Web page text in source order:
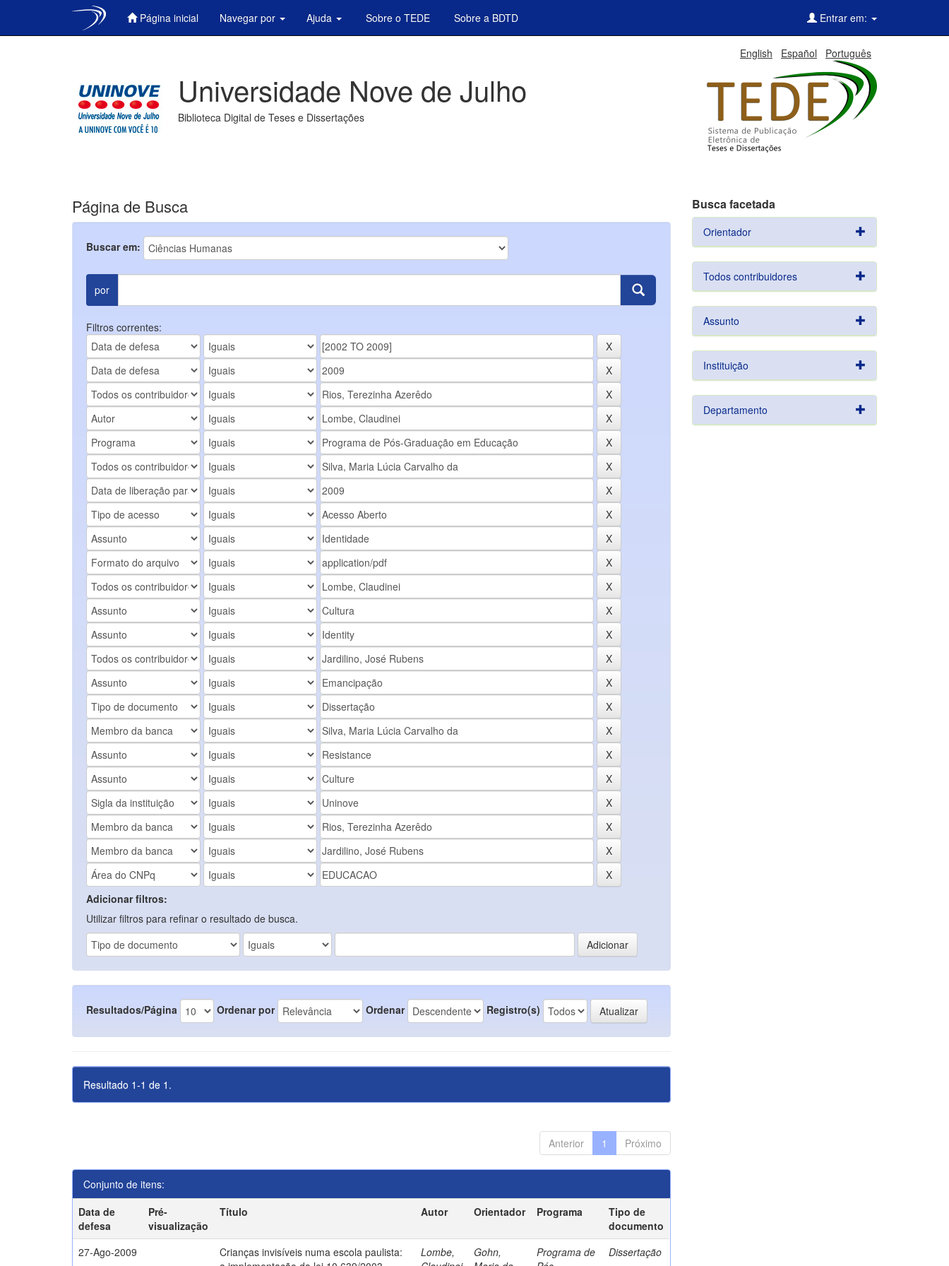
Página inicial Navegar por Ajuda Sobre o TEDE Sobre a BDTD Entrar em:
English Español Português
Universidade Nove de Julho
Biblioteca Digital de Teses e Dissertações
Página de Busca
Buscar em:
por
Filtros correntes:
Adicionar filtros:
Utilizar filtros para refinar o resultado de busca.
Resultados/Página Ordenar por Ordenar Registro(s)
Resultado 1-1 de 1.
Anterior 1 Próximo
Conjunto de itens:
Data de
defesa
Pré-
visualização
Título Autor Orientador Programa
Tipo de
documento
27-Ago-2009
Crianças invisíveis numa escola paulista:
Lombe,
Gohn,
Programa de
Dissertação
Busca facetada
Orientador
Todos contribuidores
Assunto
Instituição
Departamento